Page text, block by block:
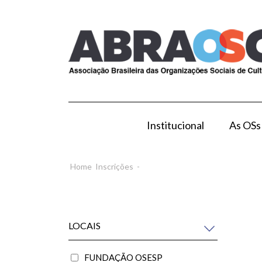
Institucional As OSs
Home Inscrições -
LOCAIS
FUNDAÇÃO OSESP